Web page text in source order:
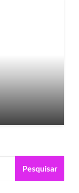
Pesquisar